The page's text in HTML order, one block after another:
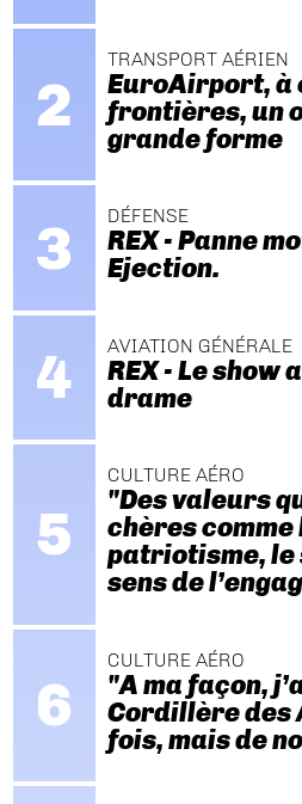
TRANSPORT AÉRIEN
EuroAirport, à
frontières, un
grande forme
DÉFENSE
REX - Panne
Ejection.
AVIATION GÉNÉRALE
REX - Le show
drame
CULTURE AÉRO
"Des valeurs
chères
patriotisme, le
sens de
CULTURE AÉRO
"A ma façon,
Cordillère des
fois, mais de